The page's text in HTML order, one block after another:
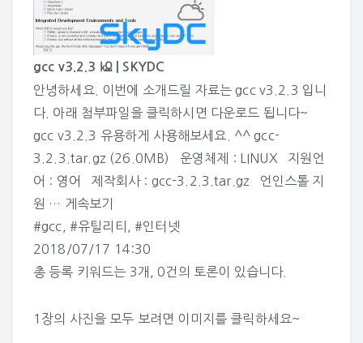
gcc v3.2.3 ㏀ | SKYDC
안녕하세요. 이번에 소개드릴 자료는 gcc v3.2.3 입니
다. 아래 첨부파일을 클릭하시면 다운로드 됩니다~
gcc v3.2.3 유용하게 사용해보세요. ^^ gcc-
3.2.3.tar.gz (26.0MB) 운영체제 : LINUX 지원언
어 : 영어 제작회사 : gcc-3.2.3.tar.gz 언인스톨 지
원 … 게속보기
#gcc
#유틸리티
#인터넷
2018/07/17 14:30
총 등록 키워드는 3개, 0건의 토론이 있습니다.
1장의 사진을 모두 보려면 이미지를 클릭하세요~